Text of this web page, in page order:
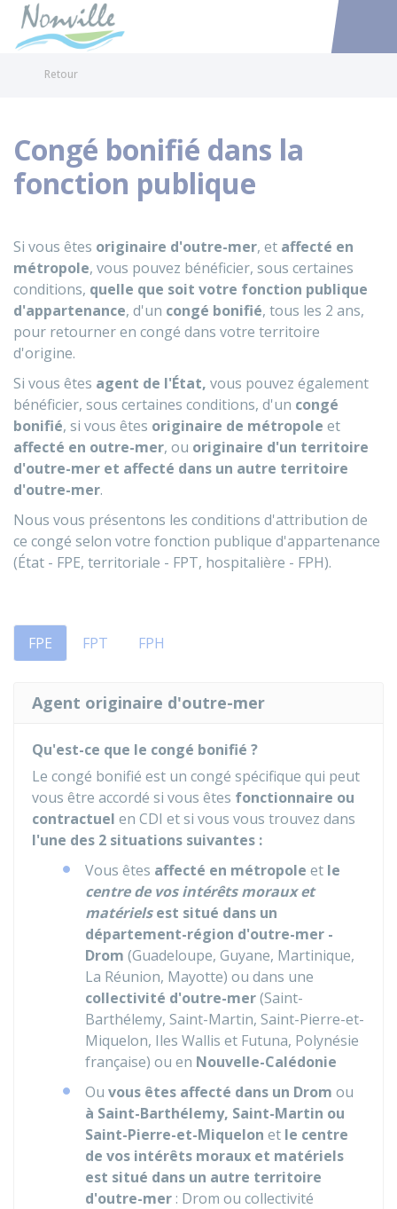
Accéder
Retour
Congé bonifié dans la
fonction publique
Si vous êtes originaire d'outre-mer, et affecté en
métropole, vous pouvez bénéficier, sous certaines
conditions, quelle que soit votre fonction publique
d'appartenance, d'un congé bonifié, tous les 2 ans,
pour retourner en congé dans votre territoire
d'origine.
Si vous êtes agent de l'État, vous pouvez également
bénéficier, sous certaines conditions, d'un congé
bonifié, si vous êtes originaire de métropole et
affecté en outre-mer, ou originaire d'un territoire
d'outre-mer et affecté dans un autre territoire
d'outre-mer.
Nous vous présentons les conditions d'attribution de
ce congé selon votre fonction publique d'appartenance
(État - FPE, territoriale - FPT, hospitalière - FPH).
FPE FPT FPH
Agent originaire d'outre-mer
Qu'est-ce que le congé bonifié ?
Le congé bonifié est un congé spécifique qui peut
vous être accordé si vous êtes fonctionnaire ou
contractuel en CDI et si vous vous trouvez dans
l'une des 2 situations suivantes :
Vous êtes affecté en métropole et le
centre de vos intérêts moraux et
matérielsest situé dans un
département-région d'outre-mer -
Drom (Guadeloupe, Guyane, Martinique,
La Réunion, Mayotte) ou dans une
collectivité d'outre-mer(Saint-
Barthélemy, Saint-Martin, Saint-Pierre-et-
Miquelon, Iles Wallis et Futuna, Polynésie
française) ou en Nouvelle-Calédonie
Ou vous êtes affecté dans un Drom ou
à Saint-Barthélemy, Saint-Martin ou
Saint-Pierre-et-Miquelon et le centre
de vos intérêts moraux et matériels
est situé dans un autre territoire
d'outre-mer : Drom ou collectivité